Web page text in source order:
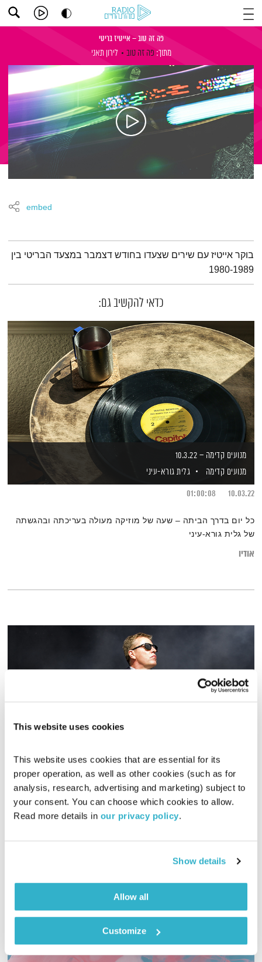
This website uses cookies
This website uses cookies that are essential for its
proper operation, as well as other cookies (such as for
analysis, research, advertising and marketing) subject to
your consent. You can choose which cookies to allow.
Read more details in our privacy policy.
Show details
Allow all
Customize
פה זה טוב – אייטיז בריטי
מתוך: פה זה טוב לירון תאני
embed
תמצית הפודקאסט
בוקר אייטיז עם שירים שצעדו בחודש דצמבר במצעד הבריטי בין
1980-1989
כדאי להקשיב גם:
מנועים קדימה – 10.3.22
מנועים קדימה
גלית גורא-עיני
10.03.22
01:00:08
כל יום בדרך הביתה – שעה של מוזיקה מעולה בעריכתה ובהגשתה
של גלית גורא-עיני
אודיו
כל יום מחדש – ספיישל Madness
כל יום מחדש
אמיר פרי
22.01.26
01:59:43
אודיו